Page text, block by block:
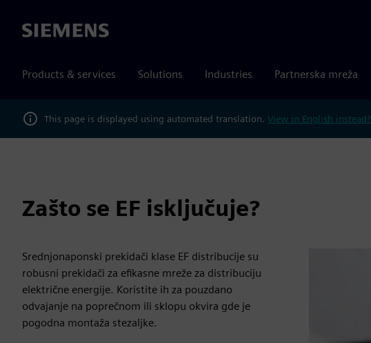
Siemens
Products & services Solutions Industries Partnerska mreža
This page is displayed using automated translation. View in English instead?
Zašto se EF isključuje?
Srednjonaponski prekidači klase EF distribucije su
robusni prekidači za efikasne mreže za distribuciju
električne energije. Koristite ih za pouzdano
odvajanje na poprečnom ili sklopu okvira gde je
pogodna montaža stezaljke.